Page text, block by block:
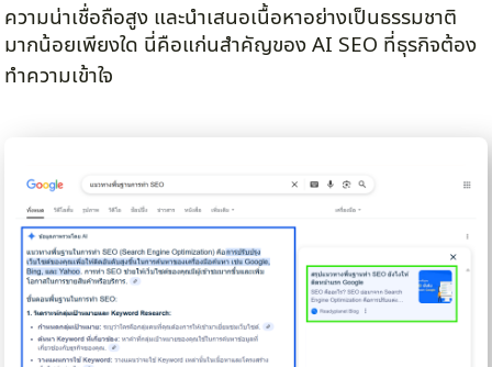
ความน่าเชื่อถือสูง และนำเสนอเนื้อหาอย่างเป็นธรรมชาติ
มากน้อยเพียงใด นี่คือแก่นสำคัญของ AI SEO ที่ธุรกิจต้อง
ทำความเข้าใจ